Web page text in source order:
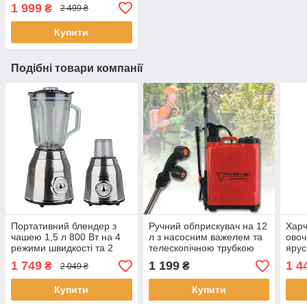
1 999 ₴ 2 499 ₴
Купити
Подібні товари компанії
Портативний блендер з
чашею 1,5 л 800 Вт на 4
режими швидкості та 2
насадки Sokany SK-186
1 749 ₴ 2 049 ₴
Купити
Ручний обприскувач на 12
л з насосним важелем та
телескопічною трубкою
FORTE ОГ-12
Помаранчевий
1 199₴
Купити
Вт
1